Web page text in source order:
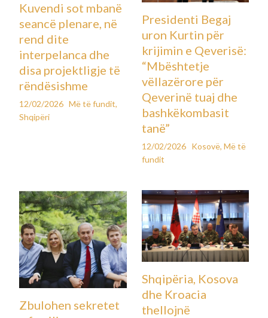
Kuvendi sot mbanë
seancë plenare, në
rend dite
interpelanca dhe
disa projektligje të
rëndësishme
12/02/2026 Më të fundit,
Shqipëri
Presidenti Begaj
uron Kurtin për
krijimin e Qeverisë:
“Mbështetje
vëllazërore për
Qeverinë tuaj dhe
bashkëkombasit
tanë”
12/02/2026 Kosovë, Më të
fundit
Zbulohen sekretet
Shqipëria, Kosova
dhe Kroacia
thellojnë